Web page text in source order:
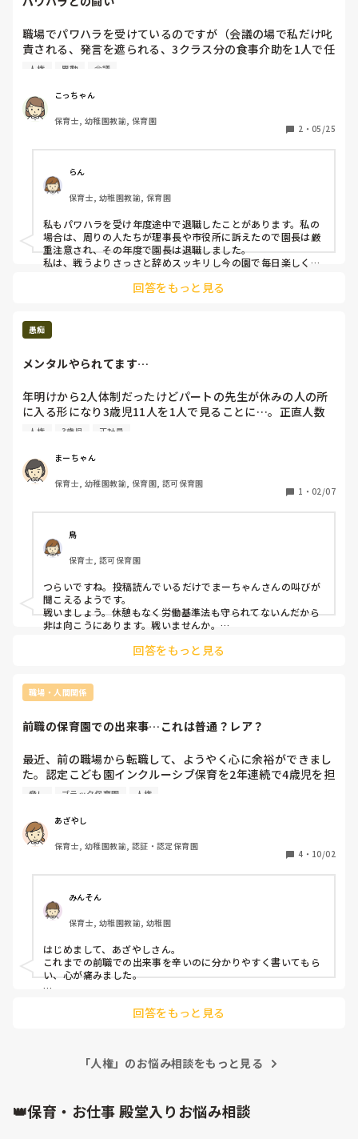
職場でパワハラを受けているのですが（会議の場で私だけ叱
責される、発言を遮られる、3クラス分の食事介助を1人で任
される、今後の進退についての話を園長の独断で決められ他
者機関を使ったり直接本部に訴えかけるなど、パワハラと向
き合った方がいませんか？
どうだったのかについて知りたいです。
人権 異動 会議
こっちゃん
保育士, 幼稚園教諭, 保育園
2 ・ 05/25
らん
保育士, 幼稚園教諭, 保育園
私もパワハラを受け年度途中で退職したことがあります。私の
場合は、周りの人たちが理事長や市役所に訴えたので園長は厳
重注意され、その年度で園長は退職しました。
私は、戦うよりさっさと辞めスッキリし今の園で毎日楽しく過
体壊さないよう気をつけてくださいね。
回答をもっと見る
愚痴
メンタルやられてます…
年明けから2人体制だったけどパートの先生が休みの人の所
に入る形になり3歳児11人を1人で見ることに…。正直人数
的には見れる。けどどこのクラスも正規が2人いて昼休みに
雑用任されてるのに部屋から出られない状態…。寝かしつけ
も全然寝ないから休憩はほぼなし。最低限のやることやって
掃除したらもう起こす時間。ホッとする時間すらない。正直
離れる、部屋から離れる時間が少しでも欲しい…。年明ける
前はできた。それがなくなって雑用は溜まる、子ども達と丁
寧に関わりたいのにできない。イライラする、子ども達にイ
ライラする自分が嫌になる。こんな気持ちで仕事したくな
い…疲れた…。なんで私にはフォローもサポートもしてくれ
ないんだろう…。どのクラスにもフォローしてもらえるのに
なんでなんだろう…それにインフルで休んだのに小言をもら
った…。ひとり担任だからかな…しんどくて休むことも許さ
らなくて気持ちが入らない…他のクラスをフォローするなら
な…ただただ毎日心が辛い…しんどい…
人権 3歳児 正社員
まーちゃん
保育士, 幼稚園教諭, 保育園, 認可保育園
1 ・ 02/07
鳥
保育士, 認可保育園
つらいですね。投稿読んでいるだけでまーちゃんさんの叫びが
聞こえるようです。
戦いましょう。休憩もなく労働基準法も守られてないんだから
非は向こうにあります。戦いませんか。
私もほぼ同じ境遇で、今年度すごく大変な3歳児を担任するこ
ませんでした。
もう退職しても良いや！という勢いで園長に詰め寄りました。
えなかったことを記録としてつけていたので、これを持って労
基に通報します。と半ば脅迫みたいな勢いでした。
これをしたからと言ってすぐに状況が何もかも改善されたとい
よこすようにはなりましたし、休憩が取れない人間が居るとい
うのを他クラスで呑気に過ごしている職員に知らしめるきっか
けになったと思います。
ゃん」と視覚的にしか見てないんです。
だからもう物理的に「出来ません」を突きつけていかなきゃい
けないと思います。出来なくて良いんですよ。自分以上に大切
な存在なんて仕事上、あってはいけないんです。
助けてほしい、じゃないです。「出来ません」です。へりくだ
った言い方する必要ないと思います。
まーちゃんさんの優しさに今まで周囲がつけ込みすぎたんだと
少し勇気が要るかもしれませんが、潰れる前に勇気出して戦い
ませんか。少なくとも私は戦ったことで少し楽になれました。
回答をもっと見る
職場・人間関係
前職の保育園での出来事…これは普通？レア？
最近、前の職場から転職して、ようやく心に余裕ができまし
た。認定こども園インクルーシブ保育を2年連続で4歳児を担
当していたものです。
のか知りたくて書きます。
前職の保育園でこんなことがありました👇
所に呼び出し叱責し「見せしめ」のような指導
	•	自分の思い通りにならないと、期日にだいぶ余裕が
あっても私の仕事を奪い、わざわざ他の先生にお願いして完
成品を目の前で見せ「助かるわー！」と言う一方で、保育中
には作業や遊びの権限を奪い、子どもに触れさせない／関わ
れない状況を作る
	•	毎日私の悪口を言い、それも事実を盛った内容で周
囲に誤解を与えて味方をつける（ミスがないようダブルチェ
容ではなく怒鳴った側の意見を周囲に伝えられる）
想を振りまきつつ、小声で「お前はそっちやっとけよ」とい
われることがあった（例：「太っていても良い事ない」「痩
せるためにお腹にサランラップを巻きなさい」といった発
脅し ブラック保育園 人権
あざやし
保育士, 幼稚園教諭, 認証・認定保育園
4 ・ 10/02
みんそん
保育士, 幼稚園教諭, 幼稚園
はじめまして、あざやしさん。
これまでの前職での出来事を辛いのに分かりやすく書いてもら
い、心が痛みました。
アケースではないかと私は感じました。
まずは辞められて良かったです。辛い経験からいまは少しずつ
その方の特徴は誰も知らなかったのですかね？
回答をもっと見る
「人権」のお悩み相談をもっと見る
👑保育・お仕事 殿堂入りお悩み相談